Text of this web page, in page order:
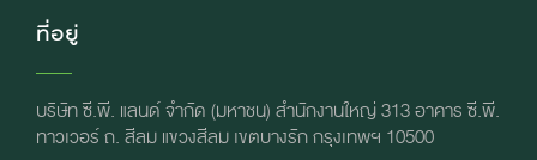
ที่อยู่
บริษัท ซี.พี. แลนด์ จำกัด (มหาชน) สำนักงานใหญ่ 313 อาคาร ซี.พี.
ทาวเวอร์ ถ. สีลม แขวงสีลม เขตบางรัก กรุงเทพฯ 10500